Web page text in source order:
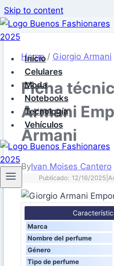
Skip to content
Inicio
Celulares
Moda
Notebooks
Tecnología
Vehículos
Home / Giorgio Armani
Ficha
Armani
Armani
ByIvan Moises Cantero
Publicado: 12/16/2025
Marca
Nombre del perfume
Género
Tipo de perfume